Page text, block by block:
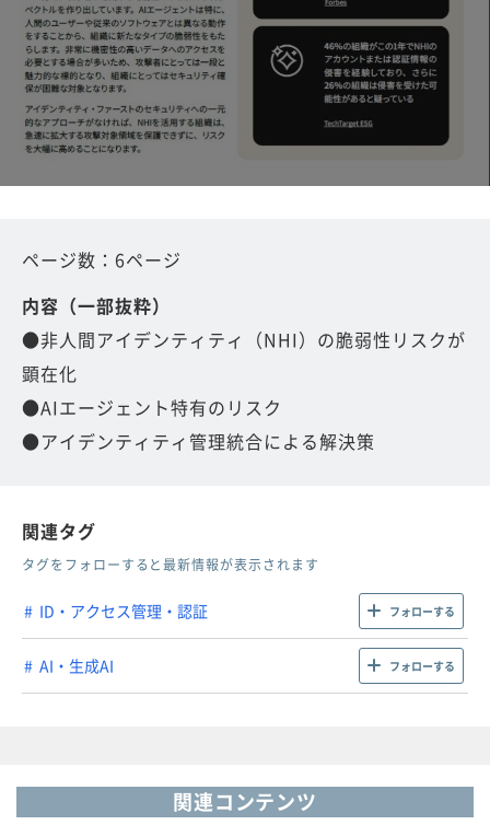
ページ数：6ページ
内容（一部抜粋）
●非人間アイデンティティ（NHI）の脆弱性リスクが
顕在化
●AIエージェント特有のリスク
●アイデンティティ管理統合による解決策
関連タグ
タグをフォローすると最新情報が表示されます
ID・アクセス管理・認証 フォローする
AI・生成AI フォローする
関連コンテンツ